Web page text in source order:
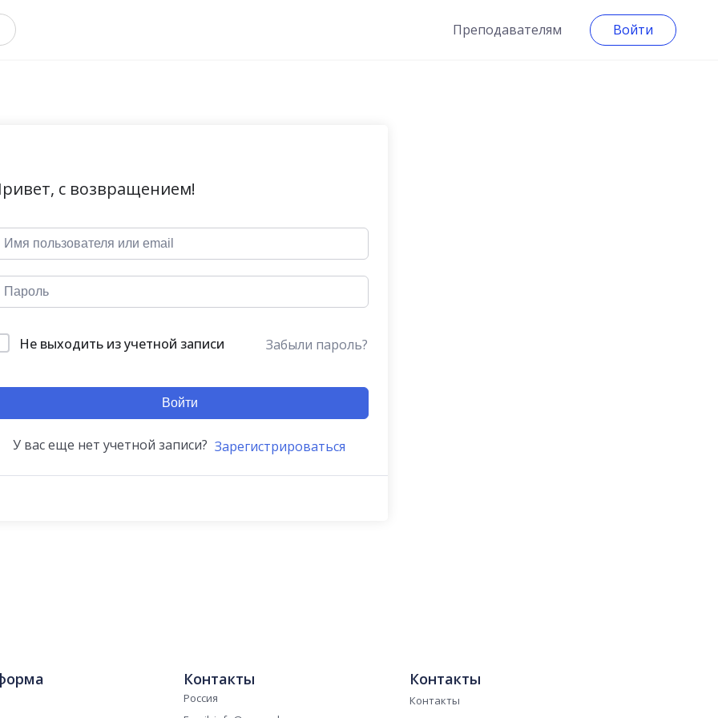
Преподавателям Войти
с возвращением!
Не выходить из учетной записи Забыли пароль?
Войти
У вас еще нет учетной записи? Зарегистрироваться
Контакты
Россия
Контакты
Контакты